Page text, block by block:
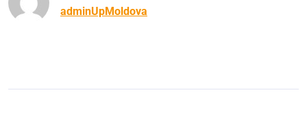
adminUpMoldova